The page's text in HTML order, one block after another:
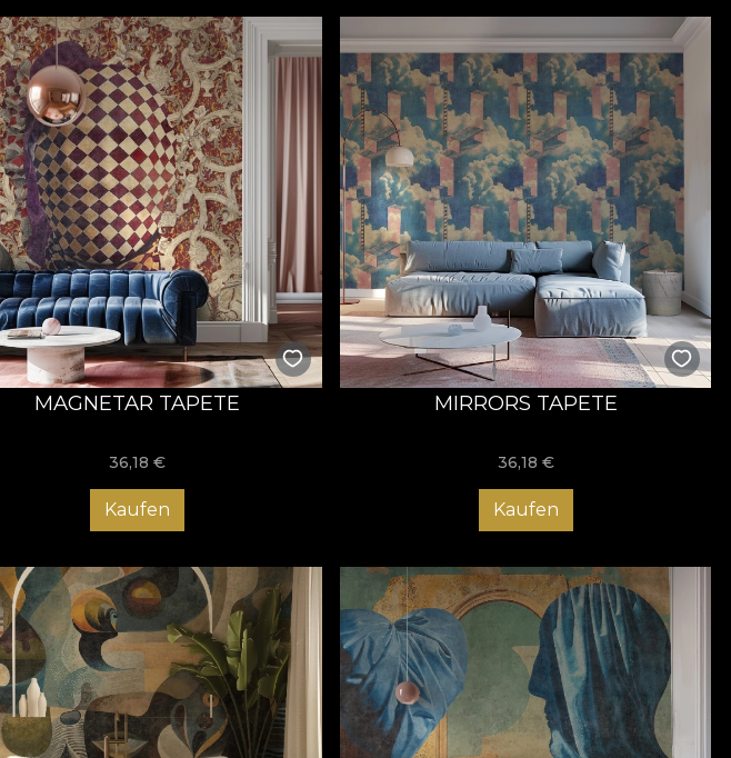
MAGNETAR TAPETE
36,18 €
Kaufen
MIRRORS TAPETE
36,18 €
Kaufen